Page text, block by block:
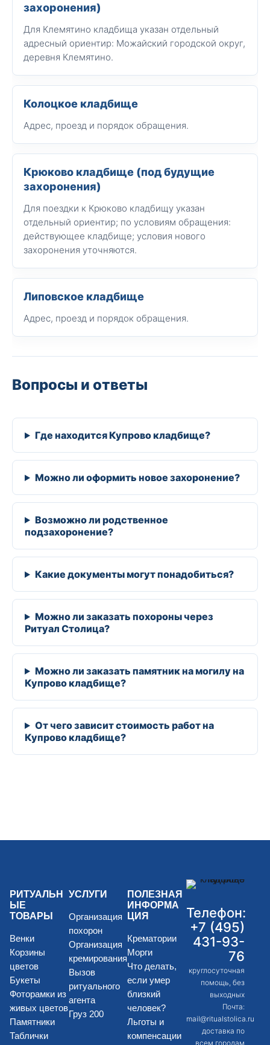
захоронения)
Для Клемятино кладбища указан отдельный
адресный ориентир: Можайский городской округ,
деревня Клемятино.
Колоцкое кладбище
Адрес, проезд и порядок обращения.
Крюково кладбище (под будущие
захоронения)
Для поездки к Крюково кладбищу указан
отдельный ориентир; по условиям обращения:
действующее кладбище; условия нового
захоронения уточняются.
Липовское кладбище
Адрес, проезд и порядок обращения.
Вопросы и ответы
Где находится Купрово кладбище?
Можно ли оформить новое захоронение?
Возможно ли родственное
подзахоронение?
Какие документы могут понадобиться?
Можно ли заказать похороны через
Ритуал Столица?
Можно ли заказать памятник на могилу на
Купрово кладбище?
От чего зависит стоимость работ на
Купрово кладбище?
РИТУАЛЬН
ЫЕ
ТОВАРЫ
Венки
Корзины
цветов
Букеты
Фоторамки из
живых цветов
Памятники
Таблички
УСЛУГИ
Организация
похорон
Организация
кремирования
Вызов
ритуального
агента
Груз 200
ПОЛЕЗНАЯ
ИНФОРМА
ЦИЯ
Крематории
Морги
Что делать,
если умер
близкий
человек?
Льготы и
компенсации
Телефон:
+7 (495)
431-93-
76
круглосуточная
помощь, без
выходных
Почта:
mail@ritualstolica.ru
доставка по
всем городам